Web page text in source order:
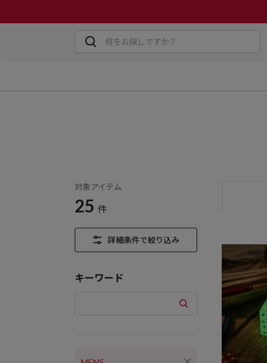
対象アイテム
25 件
詳細条件で絞り込み
キーワード